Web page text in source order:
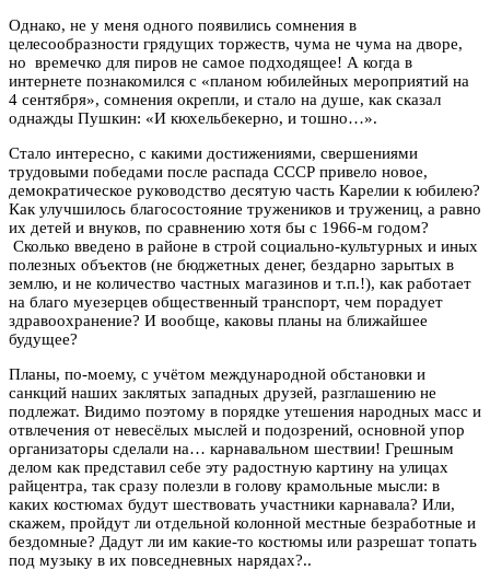
Однако, не у меня одного появились сомнения в
целесообразности грядущих торжеств, чума не чума на дворе,
но времечко для пиров не самое подходящее! А когда в
интернете познакомился с «планом юбилейных мероприятий на
4 сентября», сомнения окрепли, и стало на душе, как сказал
однажды Пушкин: «И кюхельбекерно, и тошно…».
Стало интересно, с какими достижениями, свершениями
трудовыми победами после распада СССР привело новое,
демократическое руководство десятую часть Карелии к юбилею?
Как улучшилось благосостояние тружеников и тружениц, а равно
их детей и внуков, по сравнению хотя бы с 1966-м годом?
Сколько введено в районе в строй социально-культурных и иных
полезных объектов (не бюджетных денег, бездарно зарытых в
землю, и не количество частных магазинов и т.п.!), как работает
на благо муезерцев общественный транспорт, чем порадует
здравоохранение? И вообще, каковы планы на ближайшее
будущее?
Планы, по-моему, с учётом международной обстановки и
санкций наших заклятых западных друзей, разглашению не
подлежат. Видимо поэтому в порядке утешения народных масс и
отвлечения от невесёлых мыслей и подозрений, основной упор
организаторы сделали на… карнавальном шествии! Грешным
делом как представил себе эту радостную картину на улицах
райцентра, так сразу полезли в голову крамольные мысли: в
каких костюмах будут шествовать участники карнавала? Или,
скажем, пройдут ли отдельной колонной местные безработные и
бездомные? Дадут ли им какие-то костюмы или разрешат топать
под музыку в их повседневных нарядах?..